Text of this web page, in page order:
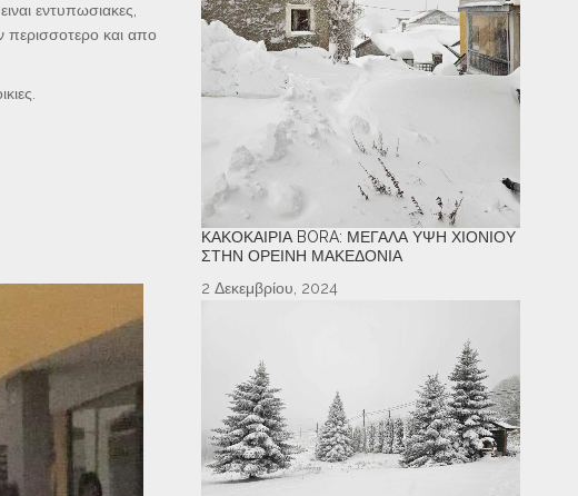
εντυπωσιακες,
περισσοτερο και απο
ΚΑΚΟΚΑΙΡΊΑ BORA: ΜΕΓΆΛΑ ΎΨΗ ΧΙΟΝΙΟΎ
ΣΤΗΝ ΟΡΕΙΝΉ ΜΑΚΕΔΟΝΊΑ
2 Δεκεμβρίου, 2024